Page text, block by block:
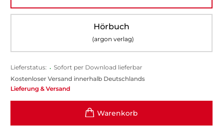
Hörbuch
(argon verlag)
Lieferstatus: • Sofort per Download lieferbar
Kostenloser Versand innerhalb Deutschlands
Lieferung & Versand